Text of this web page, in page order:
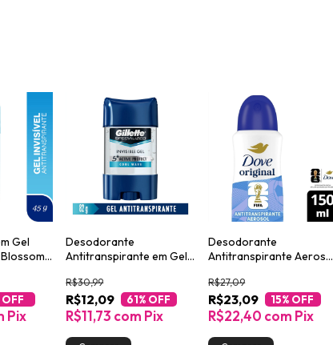
Gel
OFF
Pix
Desodorante
Antitranspirante em Gel
R$12,09
R$30,99
61% OFF
R$11,73 com Pix
Desodorante
Antitranspirante Aerosol
R$23,09
R$27,09
15% OFF
R$22,40 com Pix